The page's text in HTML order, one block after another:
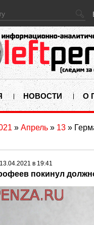
НОВОСТИ О
» Апрель » 13 »
в 19:41
покинул